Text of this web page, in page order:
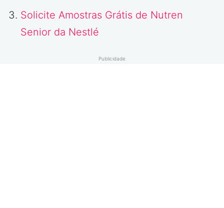
Solicite Amostras Grátis de Nutren
Senior da Nestlé
Publicidade